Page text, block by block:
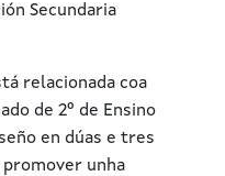
Secundaria
relacionada coa
de 2º de Ensino
en dúas e tres
promover unha